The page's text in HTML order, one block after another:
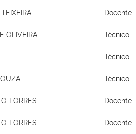
Docente
OLIVEIRA Técnico
Técnico
Técnico
TORRES Docente
TORRES Docente